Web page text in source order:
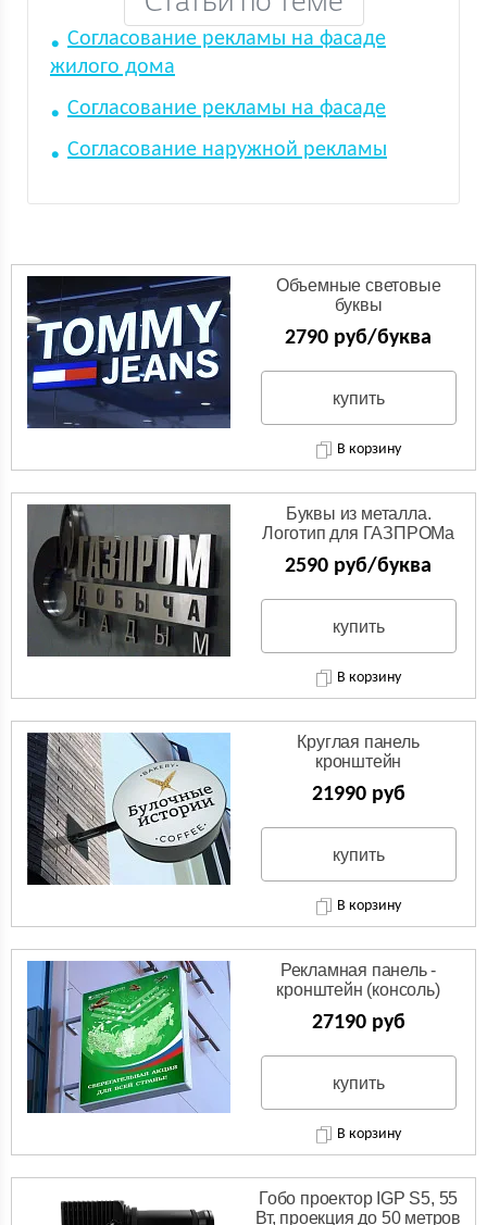
Согласование рекламы на фасаде
жилого дома
Согласование рекламы на фасаде
Согласование наружной рекламы
Объемные световые
буквы
2790 руб/буква
купить
В корзину
Буквы из металла.
Логотип для ГАЗПРОМа
из нержавейки.
2590 руб/буква
купить
В корзину
Круглая панель
кронштейн
(Двухсторонняя вывеска)
21990 руб
купить
В корзину
Рекламная панель -
кронштейн (консоль)
27190 руб
купить
В корзину
Гобо проектор IGP S5, 55
Вт, проекция до 50 метров